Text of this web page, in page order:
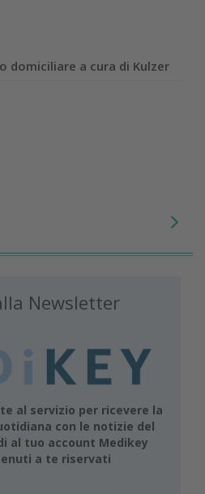
domiciliare a cura di Kulzer
Newsletter
al servizio per ricevere la
con le notizie del
al tuo account Medikey
a te riservati